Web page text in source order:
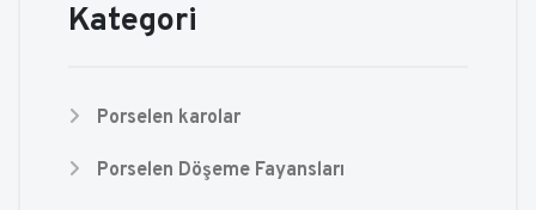
Kategori
Porselen karolar
Porselen Döşeme Fayansları